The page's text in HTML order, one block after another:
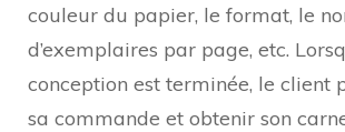
couleur du papier, le format, le
d’exemplaires par page, etc.
conception est terminée, le client
sa commande et obtenir son